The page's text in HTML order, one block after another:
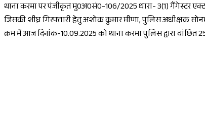
थाना करमा पर पंजीकृत मु0अ0सं0-106/2025 धारा- 3(1) गैंगेस्टर एक्ट
जिसकी शीघ्र गिरफ्तारी हेतु अशोक कुमार मीणा, पुलिस अधीक्षक
क्रम में आज दिनांक-10.09.2025 को थाना करमा पुलिस द्वारा